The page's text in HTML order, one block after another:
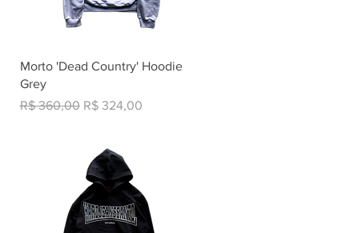
Visualização rápida
Morto 'Dead Country' Hoodie
Grey
Preço normal
R$ 360,00 Preço promocional
R$ 324,00